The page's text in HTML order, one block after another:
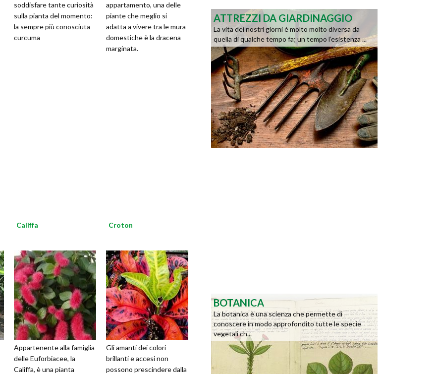
soddisfare tante curiosità
sulla pianta del momento:
la sempre più conosciuta
curcuma
appartamento, una delle
piante che meglio si
adatta a vivere tra le mura
domestiche è la dracena
marginata.
Califfa
Appartenente alla famiglia
delle Euforbiacee, la
Califfa, è una pianta
Croton
Gli amanti dei colori
brillanti e accesi non
possono prescindere dalla
ATTREZZI DA GIARDINAGGIO
La vita dei nostri giorni è molto molto diversa da
quella di qualche tempo fa; un tempo l’esistenza ...
BOTANICA
La botanica è una scienza che permette di
conoscere in modo approfondito tutte le specie
vegetali ch...